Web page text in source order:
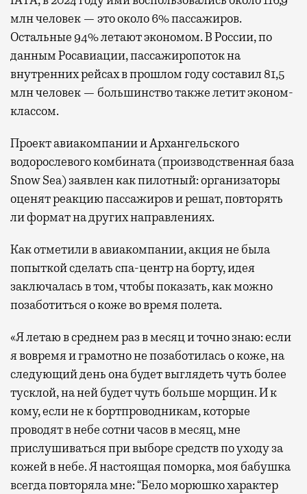
млн человек — это около 6% пассажиров.
Остальные 94% летают экономом. В России, по
данным Росавиации, пассажиропоток на
внутренних рейсах в прошлом году составил 81,5
млн человек — большинство также летит эконом-
классом.
Проект авиакомпании и Архангельского
водорослевого комбината (производственная база
Snow Sea) заявлен как пилотный: организаторы
оценят реакцию пассажиров и решат, повторять
ли формат на других направлениях.
Как отметили в авиакомпании, акция не была
попыткой сделать спа-центр на борту, идея
заключалась в том, чтобы показать, как можно
позаботиться о коже во время полета.
«Я летаю в среднем раз в месяц и точно знаю: если
я вовремя и грамотно не позаботилась о коже, на
следующий день она будет выглядеть чуть более
тусклой, на ней будет чуть больше морщин. И к
кому, если не к бортпроводникам, которые
проводят в небе сотни часов в месяц, мне
прислушиваться при выборе средств по уходу за
кожей в небе. Я настоящая поморка, моя бабушка
всегда повторяла мне: “Бело морюшко характер